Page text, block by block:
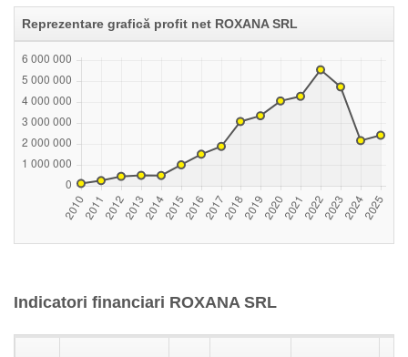
Reprezentare grafică profit net ROXANA SRL
Indicatori financiari ROXANA SRL